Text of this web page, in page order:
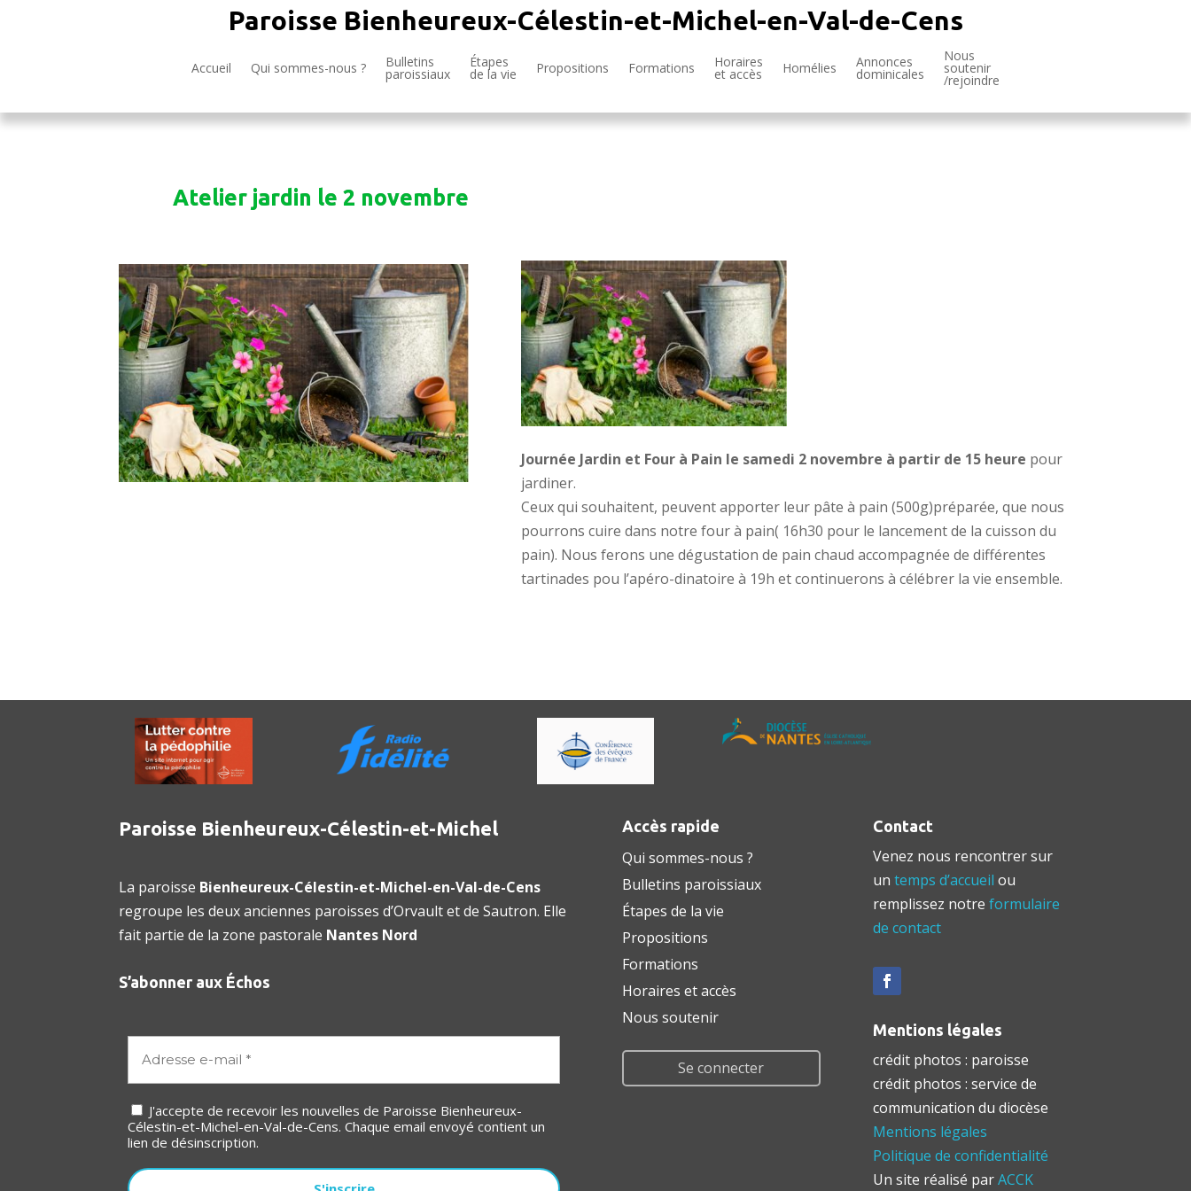
Paroisse Bienheureux-Célestin-et-Michel-en-Val-de-Cens
Accueil Qui sommes-nous ? Bulletins
paroissiaux
Étapes
de la vie Propositions Formations Horaires
et accès Homélies Annonces
dominicales
Nous
soutenir
/rejoindre
Atelier jardin le 2 novembre
Journée Jardin et Four à Pain le samedi 2 novembre à partir de 15 heure pour
jardiner.
Ceux qui souhaitent, peuvent apporter leur pâte à pain (500g)préparée, que nous
pourrons cuire dans notre four à pain( 16h30 pour le lancement de la cuisson du
pain). Nous ferons une dégustation de pain chaud accompagnée de différentes
tartinades pou l’apéro-dinatoire à 19h et continuerons à célébrer la vie ensemble.
Paroisse Bienheureux-Célestin-et-Michel
La paroisse Bienheureux-Célestin-et-Michel-en-Val-de-Cens
regroupe les deux anciennes paroisses d’Orvault et de Sautron. Elle
fait partie de la zone pastorale Nantes Nord
S’abonner aux Échos
J'accepte de recevoir les nouvelles de Paroisse Bienheureux-
Célestin-et-Michel-en-Val-de-Cens. Chaque email envoyé contient un
lien de désinscription.
Accès rapide
Qui sommes-nous ?
Bulletins paroissiaux
Étapes de la vie
Propositions
Formations
Horaires et accès
Nous soutenir
Se connecter
Contact
Venez nous rencontrer sur
untemps d’accueil ou
remplissez notreformulaire
de contact
Mentions légales
crédit photos : paroisse
crédit photos : service de
communication du diocèse
Mentions légales
Politique de confidentialité
Un site réalisé parACCK